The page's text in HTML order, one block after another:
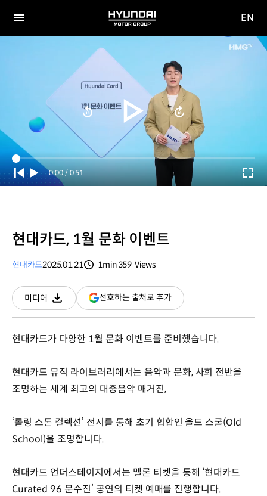
전체
HYUNDAI
MOTOR
사이
EN
Current
Time
0:00 / Duration
0:51
현대카드, 1월 문화 이벤트
현대카드2025.01.21
1min359 Views
미디어
다운로드
선호하는 출처로 추가(새
창
현대카드가 다양한 1월 문화 이벤트를 준비했습니다.
현대카드 뮤직 라이브러리에서는 음악과 문화, 사회 전반을
조명하는 세계 최고의 대중음악 매거진,
‘롤링 스톤 컬렉션’ 전시를 통해 초기 힙합인 올드 스쿨(Old
School)을 조명합니다.
현대카드 언더스테이지에서는 멜론 티켓을 통해 ‘현대카드
Curated 96 문수진’ 공연의 티켓 예매를 진행합니다.